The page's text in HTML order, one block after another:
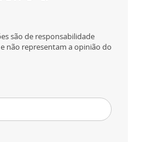
são de responsabilidade
não representam a opinião do